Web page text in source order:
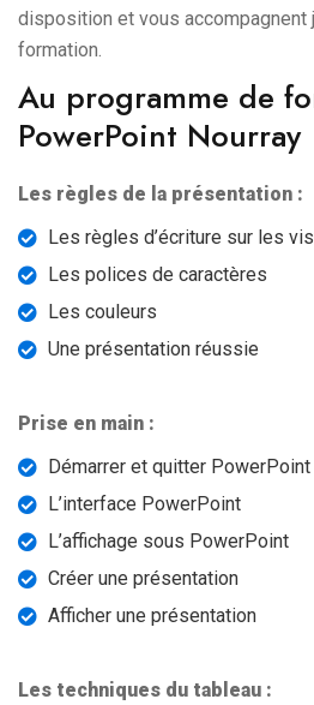
disposition et vous accompagnent
formation.
Au programme de
PowerPoint Nourray
Les règles de la présentation :
Les règles d’écriture sur les
Les polices de caractères
Les couleurs
Une présentation réussie
Prise en main :
Démarrer et quitter PowerPoint
L’interface PowerPoint
L’affichage sous PowerPoint
Créer une présentation
Afficher une présentation
Les techniques du tableau :